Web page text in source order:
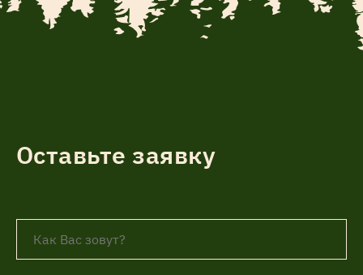
Оставьте заявку